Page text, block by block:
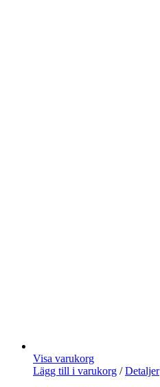
Visa varukorg
Lägg till i varukorg / Detaljer